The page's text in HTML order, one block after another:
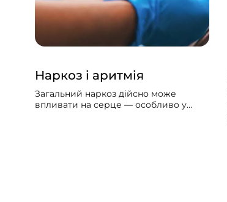
Наркоз і аритмія
Загальний наркоз дійсно може
впливати на серце — особливо у